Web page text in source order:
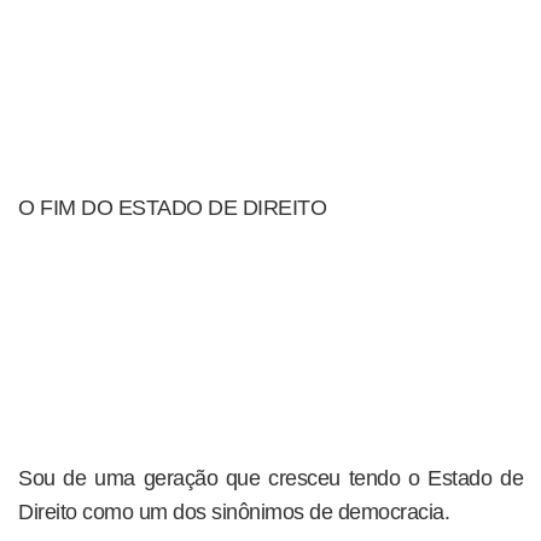
O FIM DO ESTADO DE DIREITO
Sou de uma geração que cresceu tendo o Estado de
Direito como um dos sinônimos de democracia.